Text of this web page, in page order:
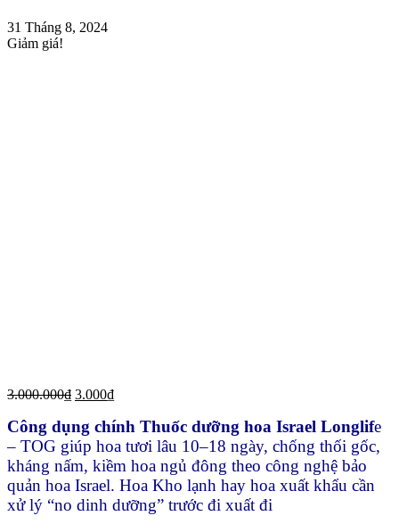
31 Tháng 8, 2024
Giảm giá!
3.000.000₫ 3.000₫
Công dụng chính Thuốc dưỡng hoa Israel Longlife
– TOG giúp hoa tươi lâu 10–18 ngày, chống thối gốc,
kháng nấm, kiềm hoa ngủ đông theo công nghệ bảo
quản hoa Israel. Hoa Kho lạnh hay hoa xuất khẩu cần
xử lý “no dinh dưỡng” trước đi xuất đi